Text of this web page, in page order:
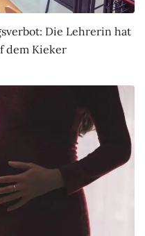
Die Lehrerin hat
dem Kieker